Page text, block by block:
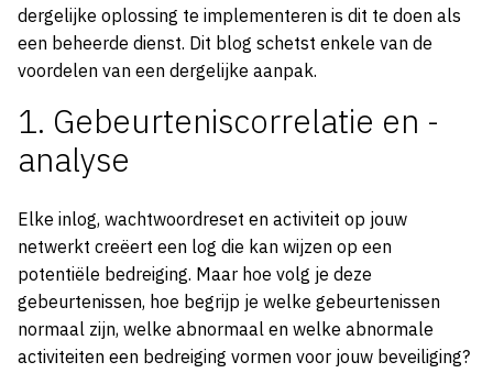
dergelijke oplossing te implementeren is dit te doen als
een beheerde dienst. Dit blog schetst enkele van de
voordelen van een dergelijke aanpak.
1. Gebeurteniscorrelatie en -
analyse
Elke inlog, wachtwoordreset en activiteit op jouw
netwerkt creëert een log die kan wijzen op een
potentiële bedreiging. Maar hoe volg je deze
gebeurtenissen, hoe begrijp je welke gebeurtenissen
normaal zijn, welke abnormaal en welke abnormale
activiteiten een bedreiging vormen voor jouw beveiliging?